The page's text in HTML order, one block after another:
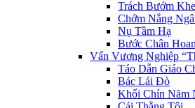
Trách Bướm
Chớm Nắng
Nụ Tầm Hạ
Bước Chân
Vấn Vương Nghiệp
Táo Dẫn Giáo
Bác Lái Đò
Khối Chín Năm